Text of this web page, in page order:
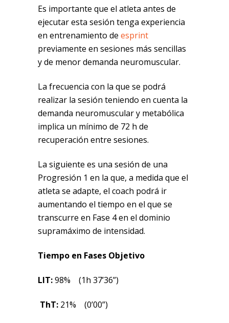
Es importante que el atleta antes de
ejecutar esta sesión tenga experiencia
en entrenamiento de esprint
previamente en sesiones más sencillas
y de menor demanda neuromuscular.
La frecuencia con la que se podrá
realizar la sesión teniendo en cuenta la
demanda neuromuscular y metabólica
implica un mínimo de 72 h de
recuperación entre sesiones.
La siguiente es una sesión de una
Progresión 1 en la que, a medida que el
atleta se adapte, el coach podrá ir
aumentando el tiempo en el que se
transcurre en Fase 4 en el dominio
supramáximo de intensidad.
Tiempo en Fases Objetivo
LIT:98% (1h 37’36”)
ThT: 21% (0’00”)